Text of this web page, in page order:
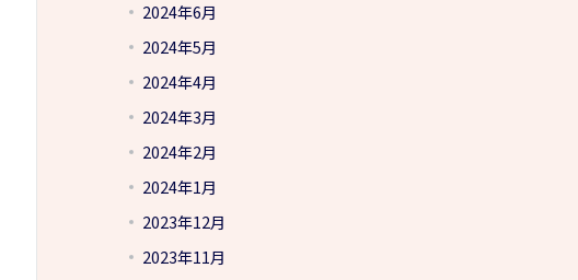
2024年6月
2024年5月
2024年4月
2024年3月
2024年2月
2024年1月
2023年12月
2023年11月